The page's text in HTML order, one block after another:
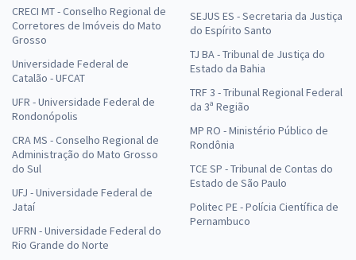
CRECI MT - Conselho Regional de
Corretores de Imóveis do Mato
Grosso
Universidade Federal de
Catalão - UFCAT
UFR - Universidade Federal de
Rondonópolis
CRA MS - Conselho Regional de
Administração do Mato Grosso
do Sul
UFJ - Universidade Federal de
Jataí
UFRN - Universidade Federal do
Rio Grande do Norte
SEJUS ES - Secretaria da Justiça
do Espírito Santo
TJ BA - Tribunal de Justiça do
Estado da Bahia
TRF 3 - Tribunal Regional Federal
da 3ª Região
MP RO - Ministério Público de
Rondônia
TCE SP - Tribunal de Contas do
Estado de São Paulo
Politec PE - Polícia Científica de
Pernambuco